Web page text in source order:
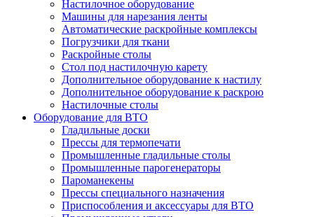
Настилочное оборудование
Машины для нарезания ленты
Автоматические раскройные комплексы
Погрузчики для ткани
Раскройные столы
Стол под настилочную карету
Дополнительное оборудование к настилу
Дополнительное оборудование к раскрою
Настилочные столы
Оборудование для ВТО
Гладильные доски
Прессы для термопечати
Промышленные гладильные столы
Промышленные парогенераторы
Пароманекены
Прессы специального назначения
Приспособления и аксессуары для ВТО